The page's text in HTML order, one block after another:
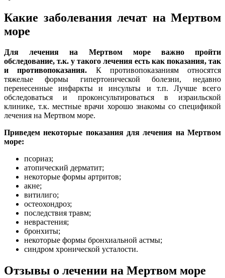
Какие заболевания лечат на Мертвом
море
Для лечения на Мертвом море важно пройти
обследование, т.к. у такого лечения есть как показания, так
и противопоказания. К противопоказаниям относятся
тяжелые формы гипертонической болезни, недавно
перенесенные инфаркты и инсульты и т.п. Лучше всего
обследоваться и проконсультироваться в израильской
клинике, т.к. местные врачи хорошо знакомы со спецификой
лечения на Мертвом море.
Приведем некоторые показания для лечения на Мертвом
море:
псориаз;
атопический дерматит;
некоторые формы артритов;
акне;
витилиго;
остеохондроз;
последствия травм;
неврастения;
бронхиты;
некоторые формы бронхиальной астмы;
синдром хронической усталости.
Отзывы о лечении на Мертвом море